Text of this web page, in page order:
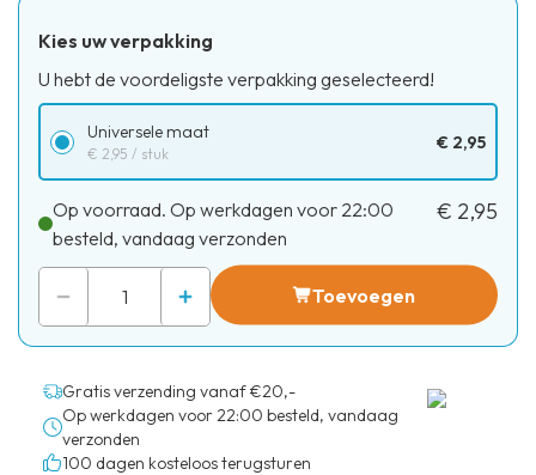
Kies uw verpakking
U hebt de voordeligste verpakking geselecteerd!
Universele maat
€ 2,95 / stuk
€ 2,95
Op voorraad. Op werkdagen voor 22:00
besteld, vandaag verzonden
€ 2,95
Toevoegen
Gratis verzending vanaf €20,-
Op werkdagen voor 22:00 besteld, vandaag
verzonden
100 dagen kosteloos terugsturen